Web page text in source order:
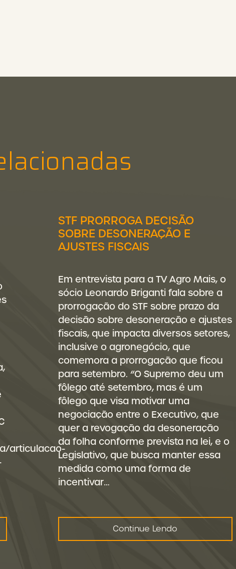
articulacao-
STF PRORROGA DECISÃO
SOBRE DESONERAÇÃO E
AJUSTES FISCAIS
Em entrevista para a TV Agro Mais, o
sócio Leonardo Briganti fala sobre a
prorrogação do STF sobre prazo da
decisão sobre desoneração e ajustes
fiscais, que impacta diversos setores,
inclusive o agronegócio, que
comemora a prorrogação que ficou
para setembro. “O Supremo deu um
fôlego até setembro, mas é um
fôlego que visa motivar uma
negociação entre o Executivo, que
quer a revogação da desoneração
da folha conforme prevista na lei, e o
Legislativo, que busca manter essa
medida como uma forma de
incentivar…
Continue Lendo